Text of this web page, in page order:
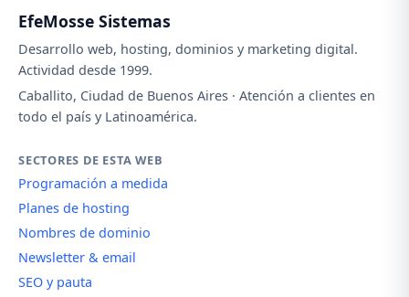
EfeMosse Sistemas
Desarrollo web, hosting, dominios y marketing digital.
Actividad desde 1999.
Caballito, Ciudad de Buenos Aires · Atención a clientes en
todo el país y Latinoamérica.
SECTORES DE ESTA WEB
Programación a medida
Planes de hosting
Nombres de dominio
Newsletter & email
SEO y pauta